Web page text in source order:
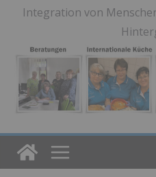
Integration von